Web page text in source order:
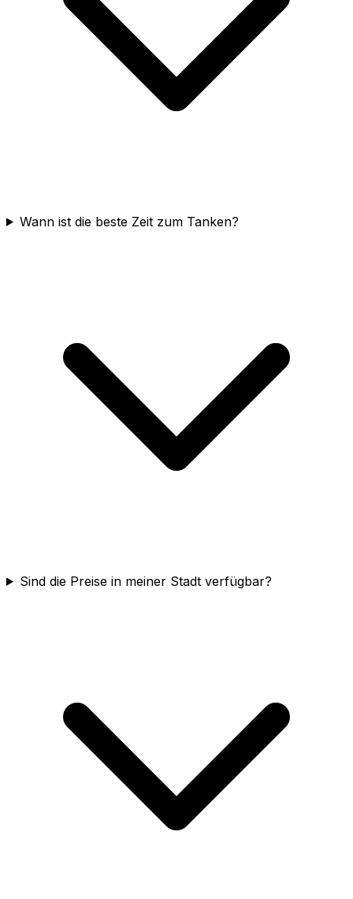
Wann ist die beste Zeit zum Tanken?
Sind die Preise in meiner Stadt verfügbar?